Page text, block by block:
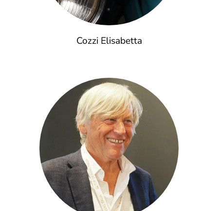
Cozzi Elisabetta